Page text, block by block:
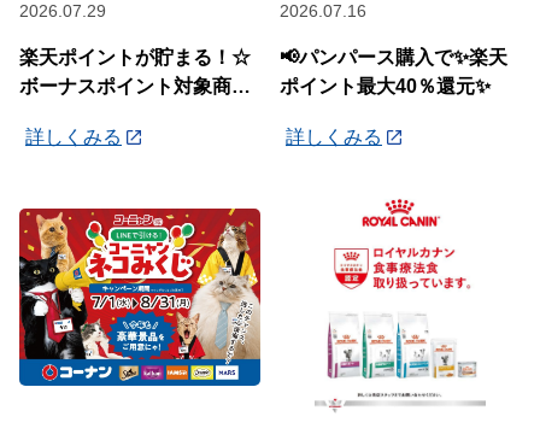
2026.07.29
楽天ポイントが貯まる！☆
ボーナスポイント対象商品
詳しくみる
2026.07.16
📢パンパース購入で✨楽天
ポイント最大40％還元✨
詳しくみる